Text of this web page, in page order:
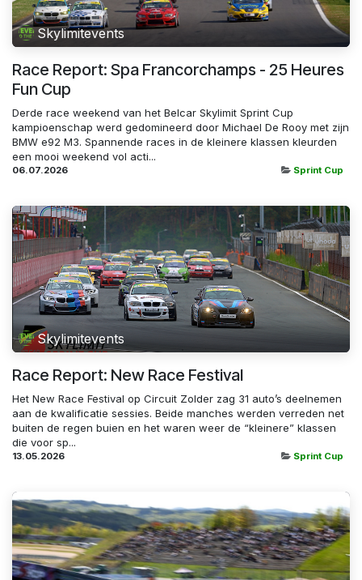
Skylimitevents
Race Report: Spa Francorchamps - 25 Heures
Fun Cup
Derde race weekend van het Belcar Skylimit Sprint Cup
kampioenschap werd gedomineerd door Michael De Rooy met zijn
BMW e92 M3. Spannende races in de kleinere klassen kleurden
een mooi weekend vol acti...
06.07.2026 Sprint Cup
Skylimitevents
Race Report: New Race Festival
Het New Race Festival op Circuit Zolder zag 31 auto’s deelnemen
aan de kwalificatie sessies. Beide manches werden verreden net
buiten de regen buien en het waren weer de “kleinere” klassen
die voor sp...
13.05.2026 Sprint Cup